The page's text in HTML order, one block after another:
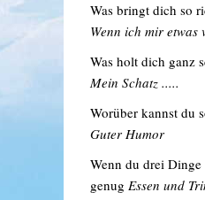
Was bringt dich so
Wenn ich mir etwas
Was holt dich ganz
Mein Schatz .....
Worüber kannst du
Guter Humor
Wenn du drei Dinge
genug Essen und